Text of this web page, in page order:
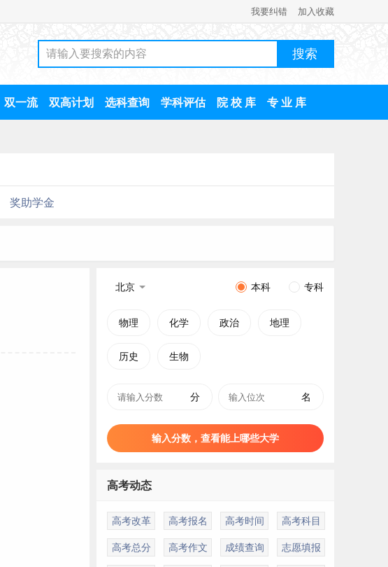
我要纠错 加入收藏
双一流 双高计划 选科查询 学科评估 院 校 库 专 业 库
奖助学金
北京 本科 专科
物理 化学 政治 地理
历史 生物
分 名
输入分数，查看能上哪些大学
高考动态
高考改革 高考报名 高考时间 高考科目
高考总分 高考作文 成绩查询 志愿填报